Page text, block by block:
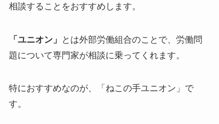
相談することをおすすめします。
「ユニオン」 と は外部労働組合のことで、労働問
題について専門家が相談に乗ってくれます。
特におすすめなのが、「ねこの手ユニオン」で
す。